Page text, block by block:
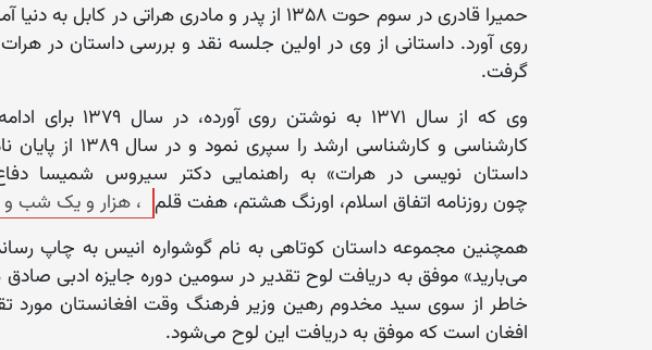
روی آورد. داستانی از وی در اولین جلسه نقد و بررسی داستان در
گرفت.
وی که از سال ۱۳۷۱
کارشناسی و
داستان نویسی در هرات» به راهنمایی دکتر سیروس شمیسا
چون روزنامه اتفاق اسلام، اورنگ هشتم، هفت قلم ، هزار و یک شب
همچنین مجموعه داستان کوتاهی به نام گوشواره انیس به چاپ
خاطر از سوی سید مخدوم رهین وزیر فرهنگ وقت افغانستان مورد
افغان است که موفق به دریافت این لوح می‌شود.